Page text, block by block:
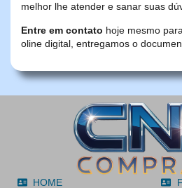
melhor lhe atender e sanar suas
Entre em contato hoje mesmo
oline digital, entregamos o
HOME